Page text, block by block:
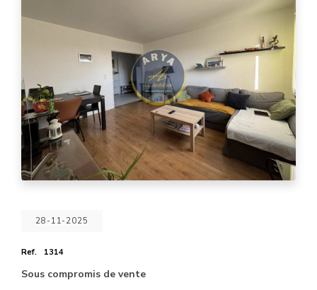
28-11-2025
Ref. 1314
Sous compromis de vente